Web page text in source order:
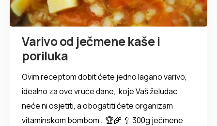
Varivo od ječmene kaše i
poriluka
Ovim receptom dobit ćete jedno lagano varivo,
idealno za ove vruće dane, koje Vaš želudac
neće ni osjetiti, a obogatiti ćete organizam
vitaminskom bombom… 🏆🌾 🥄 300g ječmene